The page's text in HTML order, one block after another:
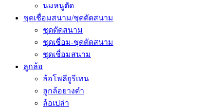
นมหนูตัด
ชุดเชื่อมสนาม/ชุดตัดสนาม
ชุดตัดสนาม
ชุดเชื่อม-ชุดตัดสนาม
ชุดเชื่อมสนาม
ลูกล้อ
ล้อโพลียูรีเทน
ลูกล้อยางดำ
ล้อเปล่า